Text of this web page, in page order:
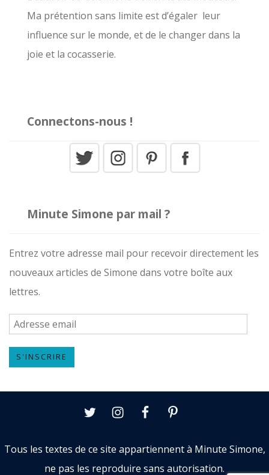
r
:
Ma prétention sans limite est d’égaler leur
influence sur le monde, et de le changer dans la
joie et la cocasserie.
Connectons-nous !
Minute Simone par mail ?
Entrez votre adresse mail pour recevoir directement les
nouveaux articles de Simone dans votre boîte aux
lettres.
e
S'INSCRIRE
TwitterInstagramFacebookPinterest
Tous les textes de ce site appartiennent à Minute Simone,
ne pas les reproduire sans autorisation.